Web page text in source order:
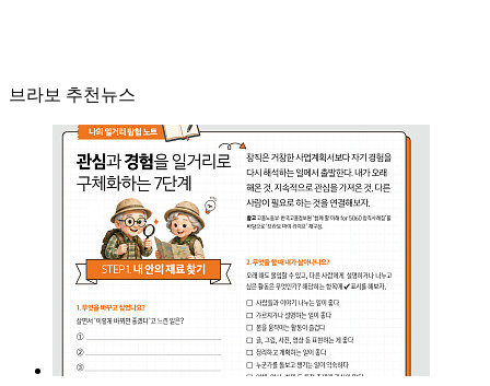
브라보 추천뉴스